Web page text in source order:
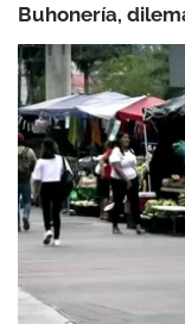
Buhonería,